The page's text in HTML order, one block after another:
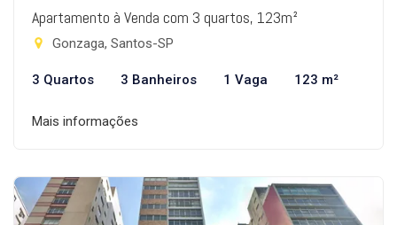
Apartamento à Venda com 3 quartos, 123m²
Gonzaga, Santos-SP
3 Quartos 3 Banheiros 1 Vaga 123 m²
Mais informações